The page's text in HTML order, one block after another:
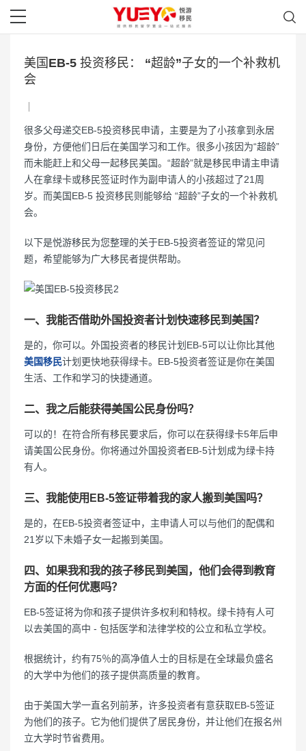
美国EB-5 投资移民： “超龄”子女的一个补救机
会
很多父母递交EB-5投资移民申请，主要是为了小孩拿到永居
身份，方便他们日后在美国学习和工作。很多小孩因为“超龄”
而未能赶上和父母一起移民美国。“超龄”就是移民申请主申请
人在拿绿卡或移民签证时作为副申请人的小孩超过了21周
岁。而美国EB-5 投资移民则能够给 “超龄”子女的一个补救机
会。
以下是悦游移民为您整理的关于EB-5投资者签证的常见问
题，希望能够为广大移民者提供帮助。
一、我能否借助外国投资者计划快速移民到美国？
是的，你可以。外国投资者的移民计划EB-5可以让你比其他
美国移民计划更快地获得绿卡。EB-5投资者签证是你在美国
生活、工作和学习的快捷通道。
二、我之后能获得美国公民身份吗？
可以的！在符合所有移民要求后，你可以在获得绿卡5年后申
请美国公民身份。你将通过外国投资者EB-5计划成为绿卡持
有人。
三、我能使用EB-5签证带着我的家人搬到美国吗？
是的，在EB-5投资者签证中，主申请人可以与他们的配偶和
21岁以下未婚子女一起搬到美国。
四、如果我和我的孩子移民到美国，他们会得到教育
方面的任何优惠吗？
EB-5签证将为你和孩子提供许多权利和特权。绿卡持有人可
以去美国的高中 - 包括医学和法律学校的公立和私立学校。
根据统计，约有75％的高净值人士的目标是在全球最负盛名
的大学中为他们的孩子提供高质量的教育。
由于美国大学一直名列前茅，许多投资者有意获取EB-5签证
为他们的孩子。它为他们提供了居民身份，并让他们在报名州
立大学时节省费用。